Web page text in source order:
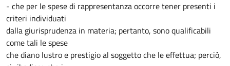
- che per le spese di rappresentanza occorre tener presenti i
criteri individuati
dalla giurisprudenza in materia; pertanto, sono qualificabili
come tali le spese
che diano lustro e prestigio al soggetto che le effettua; perciò,